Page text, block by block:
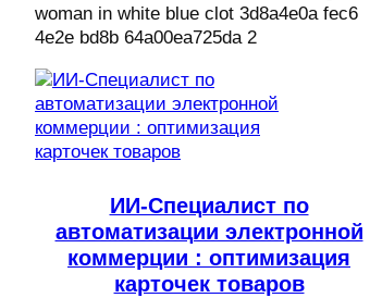
ИИ-Специалист по
автоматизации электронной
коммерции : оптимизация
карточек товаров